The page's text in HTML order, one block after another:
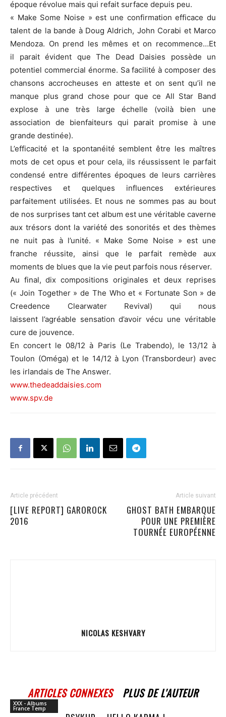
époque révolue mais qui refait surface depuis peu.
« Make Some Noise » est une confirmation efficace du
talent de la bande à Doug Aldrich, John Corabi et Marco
Mendoza. On prend les mêmes et on recommence…Et
il parait évident que The Dead Daisies possède un
potentiel commercial énorme. Sa facilité à composer des
chansons accrocheuses en atteste et on sent qu’il ne
manque plus grand chose pour que ce All Star Band
explose à une très large échelle (voilà bien une
association de bienfaiteurs qui parait promise à une
grande destinée).
L’efficacité et la spontanéité semblent être les maîtres
mots de cet opus et pour cela, ils réussissent le parfait
condensé entre différentes époques de leurs carrières
respectives et quelques influences extérieures
parfaitement utilisées. Et nous ne sommes pas au bout
de nos surprises tant cet album est une véritable caverne
aux trésors dont la variété des sonorités et des thèmes
ne nuit pas à l’unité. « Make Some Noise » est une
franche réussite, ainsi que le parfait remède aux
moments de blues que la vie peut parfois nous réserver.
Au final, dix compositions originales et deux reprises
(« Join Together » de The Who et « Fortunate Son » de
Creedence Clearwater Revival) qui nous
laissent l’agréable sensation d’avoir vécu une véritable
cure de jouvence.
En concert le 08/12 à Paris (Le Trabendo), le 13/12 à
Toulon (Oméga) et le 14/12 à Lyon (Transbordeur) avec
les irlandais de The Answer.
www.thedeaddaisies.com
www.spv.de
Article précédent
[LIVE REPORT] GAROROCK
2016
Article suivant
GHOST BATH EMBARQUE
POUR UNE PREMIÈRE
TOURNÉE EUROPÉENNE
NICOLAS KESHVARY
ARTICLES CONNEXES PLUS DE L'AUTEUR
XXX - Albums
France Temp